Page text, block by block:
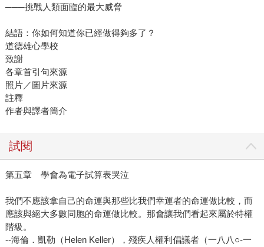
───挑戰人類面臨的最大威脅
結語：你如何知道你已經做得夠多了？
道德雄心學校
致謝
各章首引句來源
照片／圖片來源
註釋
作者與譯者簡介
試閱
第五章 學會為電子試算表哭泣
我們不應該拿自己的命運與那些比我們幸運者的命運做比較，而
應該與絕大多數同胞的命運做比較。那會讓我們看起來屬於特權
階級。
--海倫．凱勒（Helen Keller），殘疾人權利倡議者（一八八○-一